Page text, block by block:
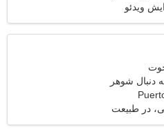
ویدئو
دنبال شوهر
در طبیعت